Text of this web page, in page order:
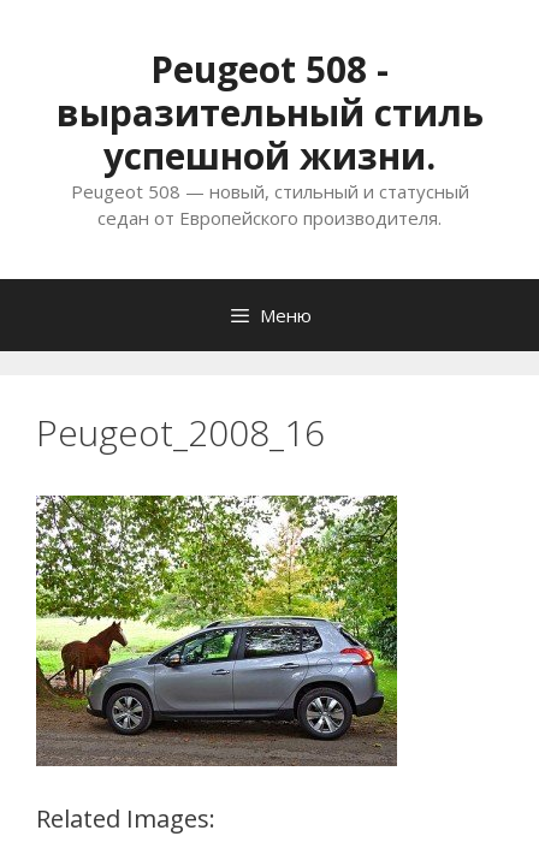
Peugeot 508 -
выразительный стиль
успешной жизни.
Peugeot 508 — новый, стильный и статусный
седан от Европейского производителя.
Меню
Peugeot_2008_16
Related Images: